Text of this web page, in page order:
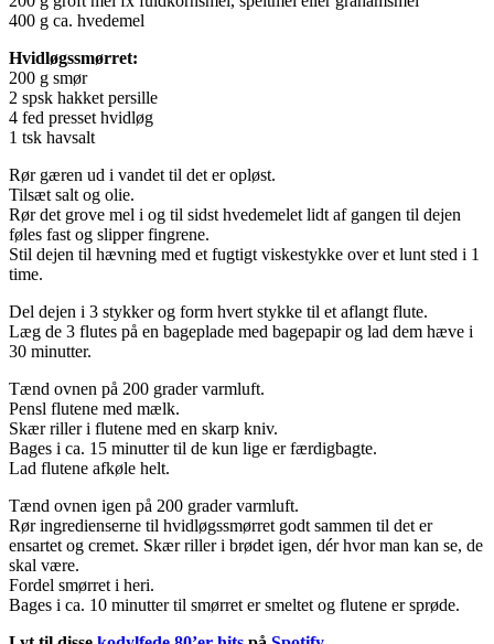
400 g ca. hvedemel
Hvidløgssmørret:
200 g smør
2 spsk hakket persille
4 fed presset hvidløg
1 tsk havsalt
Rør gæren ud i vandet til det er opløst.
Tilsæt salt og olie.
Rør det grove mel i og til sidst hvedemelet lidt af gangen til dejen
føles fast og slipper fingrene.
Stil dejen til hævning med et fugtigt viskestykke over et lunt sted i 1
time.
Del dejen i 3 stykker og form hvert stykke til et aflangt flute.
Læg de 3 flutes på en bageplade med bagepapir og lad dem hæve i
30 minutter.
Tænd ovnen på 200 grader varmluft.
Pensl flutene med mælk.
Skær riller i flutene med en skarp kniv.
Bages i ca. 15 minutter til de kun lige er færdigbagte.
Lad flutene afkøle helt.
Tænd ovnen igen på 200 grader varmluft.
Rør ingredienserne til hvidløgssmørret godt sammen til det er
ensartet og cremet. Skær riller i brødet igen, dér hvor man kan se, de
skal være.
Fordel smørret i heri.
Bages i ca. 10 minutter til smørret er smeltet og flutene er sprøde.